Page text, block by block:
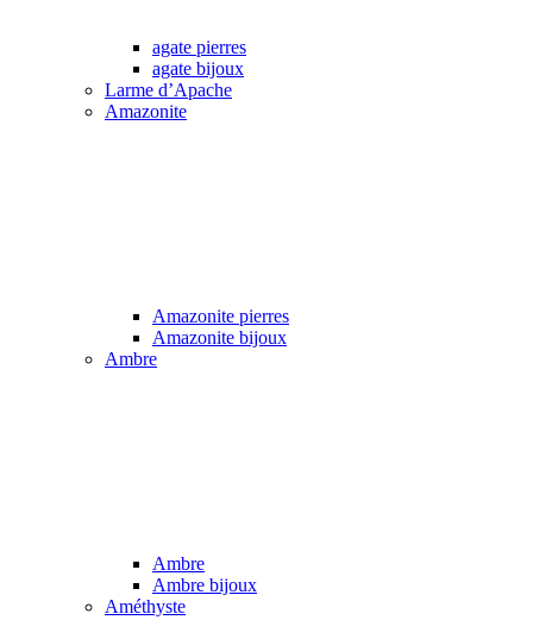
agate pierres
agate bijoux
Larme d’Apache
Amazonite
Amazonite pierres
Amazonite bijoux
Ambre
Ambre
Ambre bijoux
Améthyste